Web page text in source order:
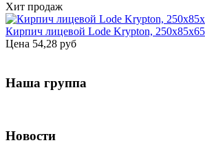
Хит продаж
Кирпич лицевой Lode Krypton, 250x85x65
Цена 54,28 руб
Наша группа
Новости